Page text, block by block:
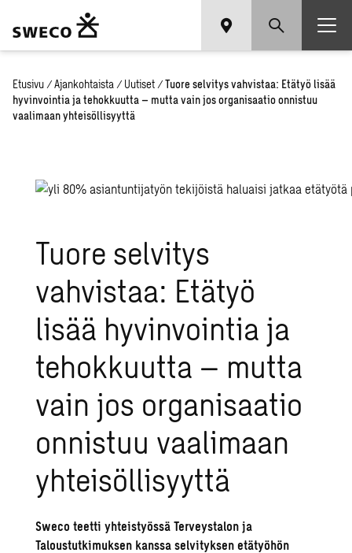
Etusivu / Ajankohtaista / Uutiset / Tuore selvitys vahvistaa: Etätyö lisää
hyvinvointia ja tehokkuutta – mutta vain jos organisaatio onnistuu
vaalimaan yhteisöllisyyttä
Tuore selvitys
vahvistaa: Etätyö
lisää hyvinvointia ja
tehokkuutta – mutta
vain jos organisaatio
onnistuu vaalimaan
yhteisöllisyyttä
Sweco teetti yhteistyössä Terveystalon ja
Taloustutkimuksen kanssa selvityksen etätyöhön